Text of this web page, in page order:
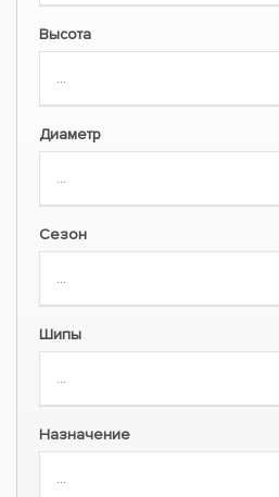
Высота
Диаметр
Сезон
Шипы
Назначение